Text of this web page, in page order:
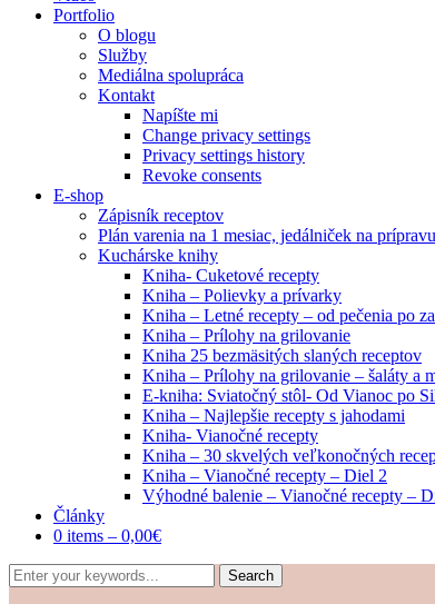
Portfolio
O blogu
Služby
Mediálna spolupráca
Kontakt
Napíšte mi
Change privacy settings
Privacy settings history
Revoke consents
E-shop
Zápisník receptov
Plán varenia na 1 mesiac, jedálniček na
Kuchárske knihy
Kniha- Cuketové recepty
Kniha – Polievky a prívarky
Kniha – Letné recepty – od pečenia po
Kniha – Prílohy na grilovanie
Kniha 25 bezmäsitých slaných receptov
Kniha – Prílohy na grilovanie – šaláty a
E-kniha: Sviatočný stôl- Od Vianoc po
Kniha – Najlepšie recepty s jahodami
Kniha- Vianočné recepty
Kniha – 30 skvelých veľkonočných
Kniha – Vianočné recepty – Diel 2
Výhodné balenie – Vianočné recepty –
Články
0 items – 0,00€